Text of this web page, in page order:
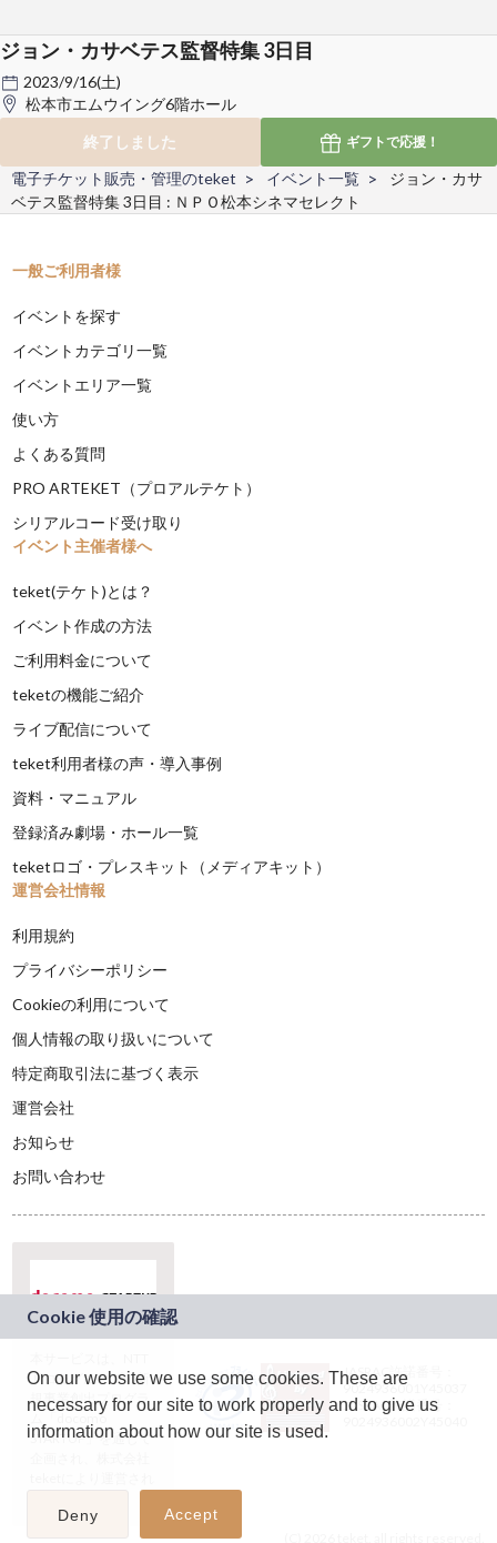
ジョン・カサベテス監督特集 3日目
2023/9/16(土)
松本市エムウイング6階ホール
終了しました
ギフトで応援！
On our website we use some cookies. These are
necessary for our site to work properly and to give us
information about how our site is used.
Deny Accept
電子チケット販売・管理のteket イベント一覧
ジョン・カサ
ベテス監督特集 3日目 : ＮＰＯ松本シネマセレクト
一般ご利用者様
イベントを探す
イベントカテゴリ一覧
イベントエリア一覧
使い方
よくある質問
PRO ARTEKET（プロアルテケト）
シリアルコード受け取り
イベント主催者様へ
teket(テケト)とは？
イベント作成の方法
ご利用料金について
teketの機能ご紹介
ライブ配信について
teket利用者様の声・導入事例
資料・マニュアル
登録済み劇場・ホール一覧
teketロゴ・プレスキット（メディアキット）
運営会社情報
利用規約
プライバシーポリシー
Cookieの利用について
個人情報の取り扱いについて
特定商取引法に基づく表示
運営会社
お知らせ
お問い合わせ
ドコモグループの新
規事業創出プログラ
ム「docomo
STARTUP」を通じて
JASRAC許諾番号：
9024936001Y45037
JASRAC許諾番号：